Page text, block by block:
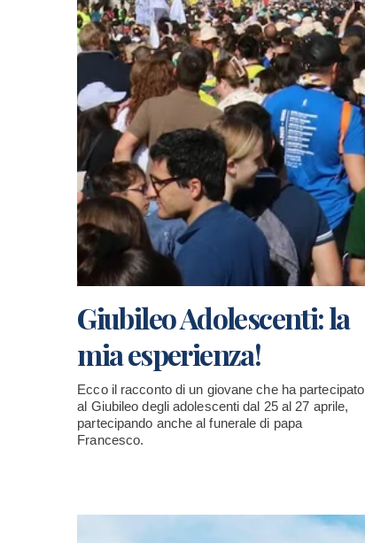
Giubileo Adolescenti: la
mia esperienza!
Ecco il racconto di un giovane che ha partecipato
al Giubileo degli adolescenti dal 25 al 27 aprile,
partecipando anche al funerale di papa
Francesco.